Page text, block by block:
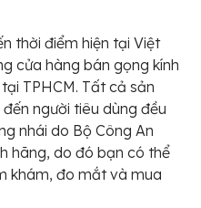
thời điểm hiện tại Việt
cửa hàng bán gọng kính
TPHCM. Tất cả sản
người tiêu dùng đều
nhái do Bộ Công An
hãng, do đó bạn có thể
khám, đo mắt và mua